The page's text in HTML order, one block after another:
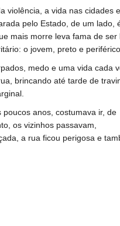
violência, a vida nas cidades
pelo Estado, de um lado,
mais morre leva fama de ser
o jovem, preto e periférico.
medo e uma vida cada
brincando até tarde de
anos, costumava ir, de
os vizinhos passavam,
a rua ficou perigosa e